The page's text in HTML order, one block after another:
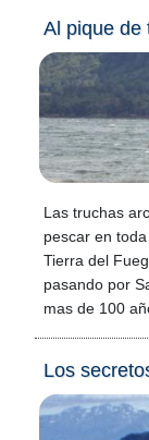
Al pique de
Las truchas
pescar en
Tierra del
pasando por
mas de 100
Los